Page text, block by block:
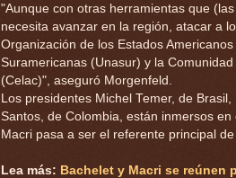
"Aunque con otras herramientas que
necesita avanzar en la región, atacar a
Organización de los Estados
Suramericanas (Unasur) y la
(Celac)", aseguró Morgenfeld.
Los presidentes Michel Temer, de
Santos, de Colombia, están inmersos
Macri pasa a ser el referente principal
Lea más: Bachelet y Macri se reúnen